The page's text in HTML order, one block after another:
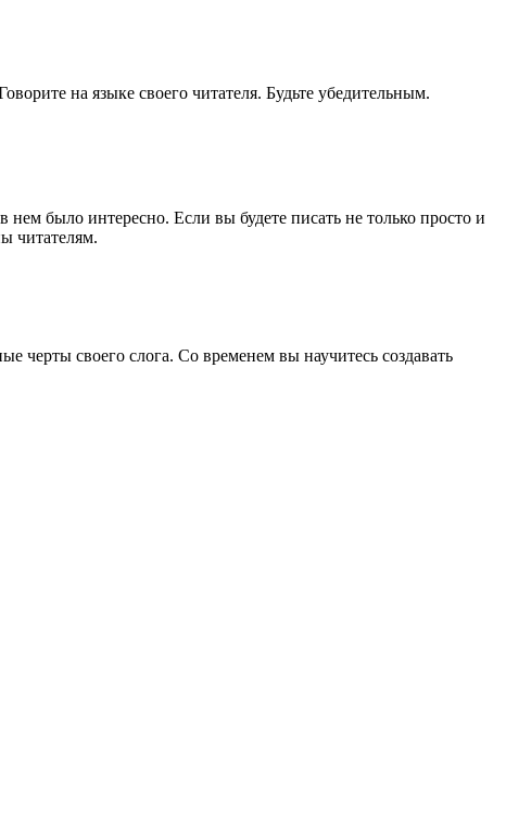
на языке своего читателя. Будьте убедительным.
было интересно. Если вы будете писать не только просто и
читателям.
черты своего слога. Со временем вы научитесь создавать